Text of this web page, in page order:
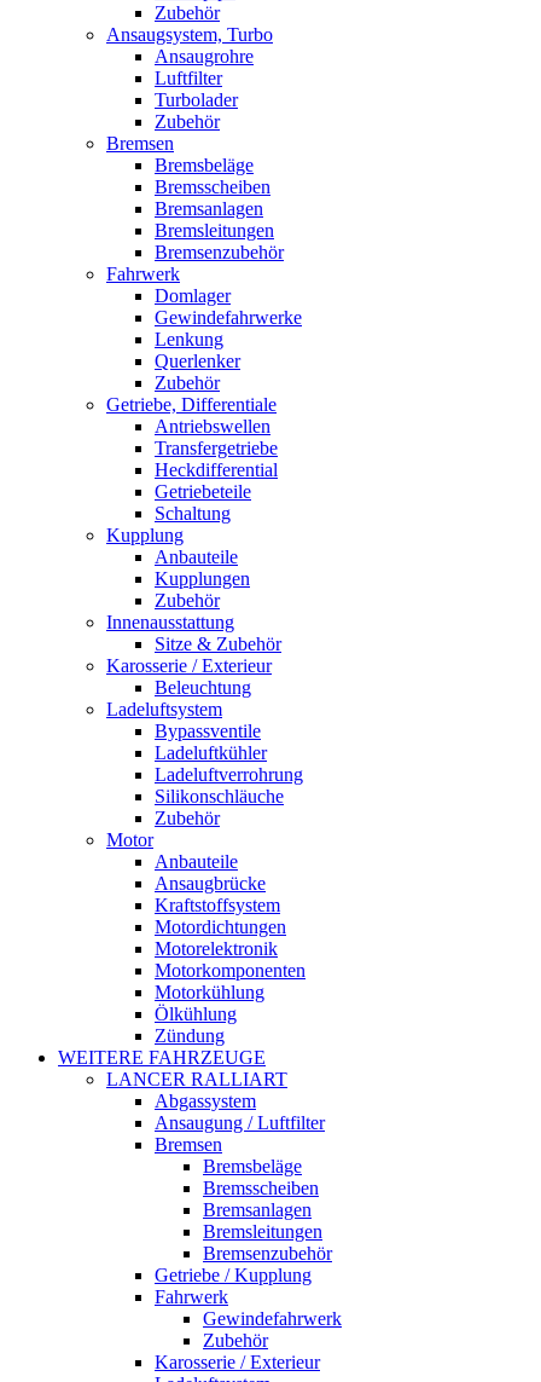
Zubehör
Ansaugsystem, Turbo
Ansaugrohre
Luftfilter
Turbolader
Zubehör
Bremsen
Bremsbeläge
Bremsscheiben
Bremsanlagen
Bremsleitungen
Bremsenzubehör
Fahrwerk
Domlager
Gewindefahrwerke
Lenkung
Querlenker
Zubehör
Getriebe, Differentiale
Antriebswellen
Transfergetriebe
Heckdifferential
Getriebeteile
Schaltung
Kupplung
Anbauteile
Kupplungen
Zubehör
Innenausstattung
Sitze & Zubehör
Karosserie / Exterieur
Beleuchtung
Ladeluftsystem
Bypassventile
Ladeluftkühler
Ladeluftverrohrung
Silikonschläuche
Zubehör
Motor
Anbauteile
Ansaugbrücke
Kraftstoffsystem
Motordichtungen
Motorelektronik
Motorkomponenten
Motorkühlung
Ölkühlung
Zündung
WEITERE FAHRZEUGE
LANCER RALLIART
Abgassystem
Ansaugung / Luftfilter
Bremsen
Bremsbeläge
Bremsscheiben
Bremsanlagen
Bremsleitungen
Bremsenzubehör
Getriebe / Kupplung
Fahrwerk
Gewindefahrwerk
Zubehör
Karosserie / Exterieur